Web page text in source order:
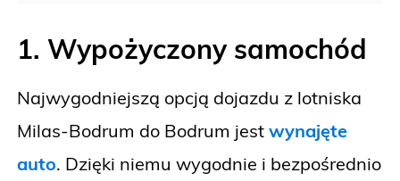
1. Wypożyczony samochód
Najwygodniejszą opcją dojazdu z lotniska
Milas-Bodrum do Bodrum jest wynajęte
auto. Dzięki niemu wygodnie i bezpośrednio